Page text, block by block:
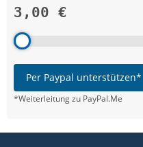
3,00 €
Per Paypal unterstützen*
*Weiterleitung zu PayPal.Me